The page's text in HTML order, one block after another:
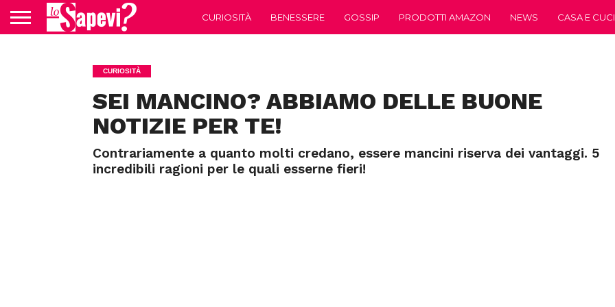
CURIOSITÀ BENESSERE GOSSIP PRODOTTI AMAZON NEWS CASA E
CURIOSITÀ
SEI MANCINO? ABBIAMO DELLE BUONE
NOTIZIE PER TE!
Contrariamente a quanto molti credano, essere mancini riserva dei vantaggi. 5
incredibili ragioni per le quali esserne fieri!